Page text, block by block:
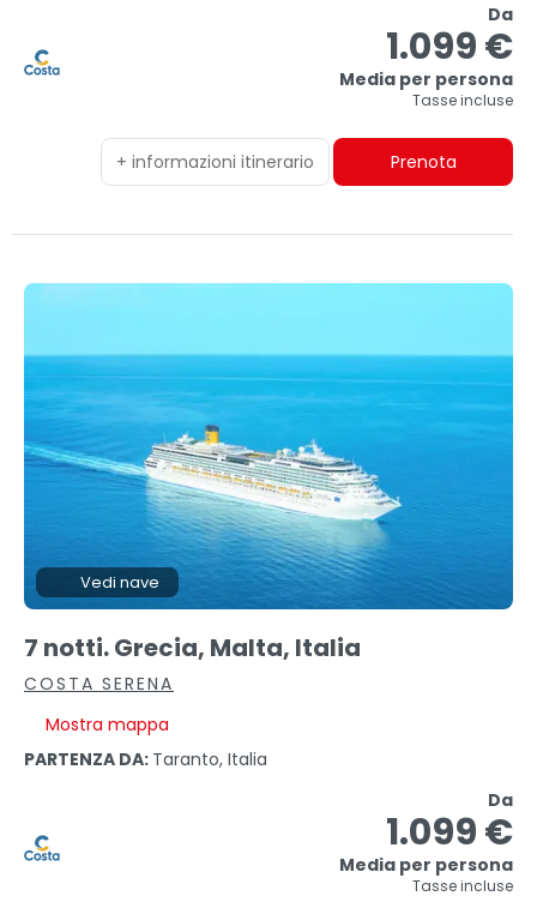
Da
1.099 €
Media per persona
Tasse incluse
+ informazioni itinerario Prenota
Vedi nave
7 notti. Grecia, Malta, Italia
COSTA SERENA
Mostra mappa
PARTENZA DA: Taranto, Italia
Da
1.099 €
Media per persona
Tasse incluse